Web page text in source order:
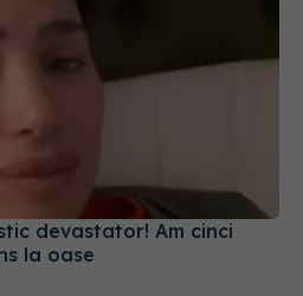
devastator! Am cinci
la oase